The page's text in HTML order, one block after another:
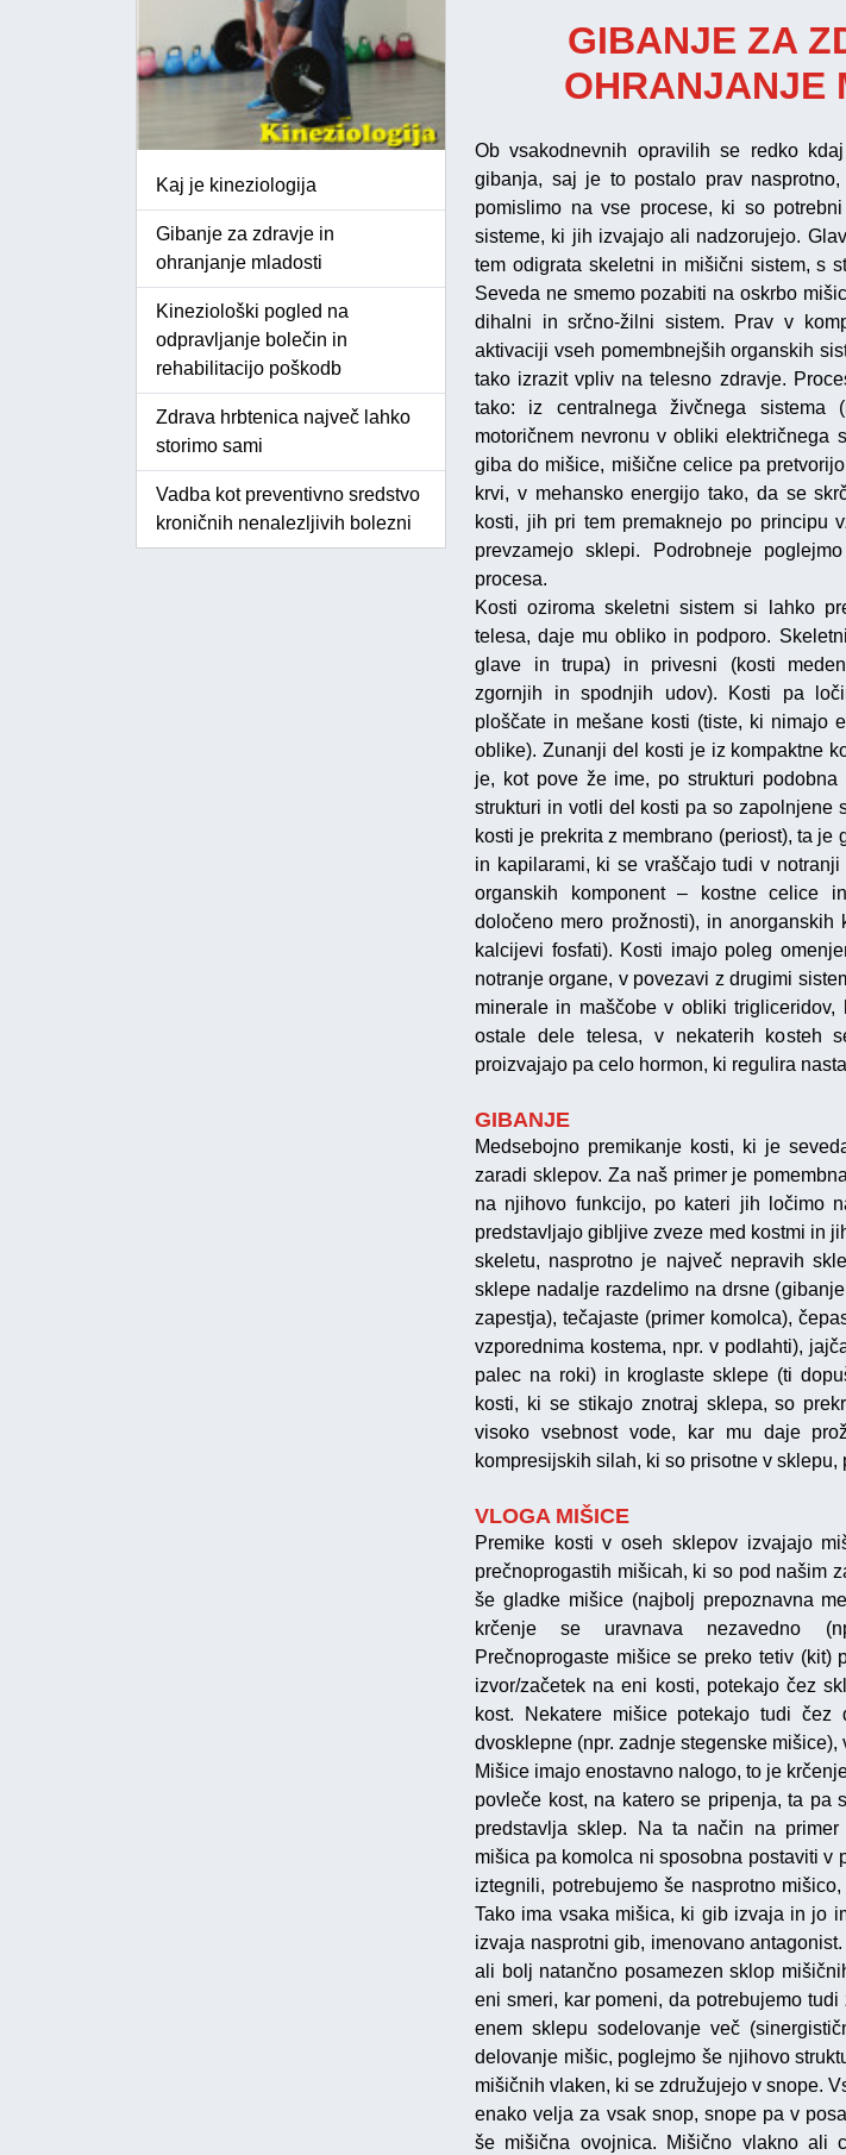
Kaj je kineziologija
Gibanje za zdravje in
ohranjanje mladosti
Kineziološki pogled na
odpravljanje bolečin in
rehabilitacijo poškodb
Zdrava hrbtenica največ lahko
storimo sami
Vadba kot preventivno sredstvo
kroničnih nenalezljivih bolezni
GIBANJE ZA
OHRANJANJE
Ob vsakodnevnih opravilih se redko
gibanja, saj je to postalo prav
pomislimo na vse procese, ki so
sisteme, ki jih izvajajo ali nadzorujejo.
tem odigrata skeletni in mišični sistem, s
Seveda ne smemo pozabiti na oskrbo
dihalni in srčno-žilni sistem. Prav v
aktivaciji vseh pomembnejših organskih
tako izrazit vpliv na telesno zdravje.
tako: iz centralnega živčnega sistema
motoričnem nevronu v obliki električnega
giba do mišice, mišične celice pa
krvi, v mehansko energijo tako, da se
kosti, jih pri tem premaknejo po principu
prevzamejo sklepi. Podrobneje
procesa.
Kosti oziroma skeletni sistem si lahko
telesa, daje mu obliko in podporo.
glave in trupa) in privesni (kosti
zgornjih in spodnjih udov). Kosti pa
ploščate in mešane kosti (tiste, ki nimajo
oblike). Zunanji del kosti je iz kompaktne
je, kot pove že ime, po strukturi
strukturi in votli del kosti pa so zapolnjene
kosti je prekrita z membrano (periost), ta je
in kapilarami, ki se vraščajo tudi v
organskih komponent – kostne celice
določeno mero prožnosti), in anorganskih
kalcijevi fosfati). Kosti imajo poleg
notranje organe, v povezavi z drugimi
minerale in maščobe v obliki
ostale dele telesa, v nekaterih kosteh
proizvajajo pa celo hormon, ki regulira
GIBANJE
Medsebojno premikanje kosti, ki je
zaradi sklepov. Za naš primer je
na njihovo funkcijo, po kateri jih ločimo
predstavljajo gibljive zveze med kostmi in
skeletu, nasprotno je največ nepravih
sklepe nadalje razdelimo na drsne
zapestja), tečajaste (primer komolca),
vzporednima kostema, npr. v podlahti),
palec na roki) in kroglaste sklepe (ti
kosti, ki se stikajo znotraj sklepa, so
visoko vsebnost vode, kar mu daje
kompresijskih silah, ki so prisotne v sklepu,
VLOGA MIŠICE
Premike kosti v oseh sklepov izvajajo
prečnoprogastih mišicah, ki so pod našim
še gladke mišice (najbolj prepoznavna
krčenje se uravnava nezavedno
Prečnoprogaste mišice se preko tetiv (kit)
izvor/začetek na eni kosti, potekajo čez
kost. Nekatere mišice potekajo tudi
dvosklepne (npr. zadnje stegenske
Mišice imajo enostavno nalogo, to je
povleče kost, na katero se pripenja, ta pa
predstavlja sklep. Na ta način na
mišica pa komolca ni sposobna postaviti v
iztegnili, potrebujemo še nasprotno
Tako ima vsaka mišica, ki gib izvaja in jo
izvaja nasprotni gib, imenovano
ali bolj natančno posamezen sklop
eni smeri, kar pomeni, da potrebujemo
enem sklepu sodelovanje več
delovanje mišic, poglejmo še njihovo
mišičnih vlaken, ki se združujejo v snope.
enako velja za vsak snop, snope pa v
še mišična ovojnica. Mišično vlakno ali